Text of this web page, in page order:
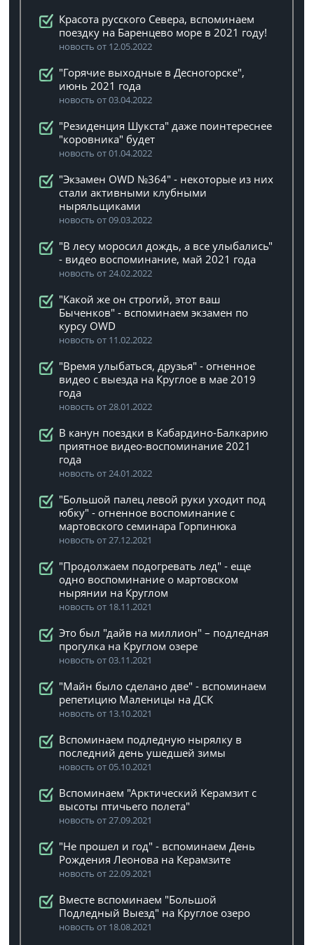
Красота русского Севера, вспоминаем
поездку на Баренцево море в 2021 году!
новость от 12.05.2022
"Горячие выходные в Десногорске",
июнь 2021 года
новость от 03.04.2022
"Резиденция Шукста" даже поинтереснее
"коровника" будет
новость от 01.04.2022
"Экзамен OWD №364" - некоторые из них
стали активными клубными
ныряльщиками
новость от 09.03.2022
"В лесу моросил дождь, а все улыбались"
- видео воспоминание, май 2021 года
новость от 24.02.2022
"Какой же он строгий, этот ваш
Быченков" - вспоминаем экзамен по
курсу OWD
новость от 11.02.2022
"Время улыбаться, друзья" - огненное
видео с выезда на Круглое в мае 2019
года
новость от 28.01.2022
В канун поездки в Кабардино-Балкарию
приятное видео-воспоминание 2021
года
новость от 24.01.2022
"Большой палец левой руки уходит под
юбку" - огненное воспоминание с
мартовского семинара Горпинюка
новость от 27.12.2021
"Продолжаем подогревать лед" - еще
одно воспоминание о мартовском
нырянии на Круглом
новость от 18.11.2021
Это был "дайв на миллион" – подледная
прогулка на Круглом озере
новость от 03.11.2021
"Майн было сделано две" - вспоминаем
репетицию Маленицы на ДСК
новость от 13.10.2021
Вспоминаем подледную нырялку в
последний день ушедшей зимы
новость от 05.10.2021
Вспоминаем "Арктический Керамзит с
высоты птичьего полета"
новость от 27.09.2021
"Не прошел и год" - вспоминаем День
Рождения Леонова на Керамзите
новость от 22.09.2021
Вместе вспоминаем "Большой
Подледный Выезд" на Круглое озеро
новость от 18.08.2021